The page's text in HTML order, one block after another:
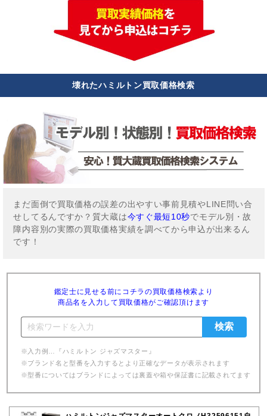
壊れたハミルトン買取価格検索
まだ面倒で買取価格の誤差の出やすい事前見積やLINE問い合
せしてるんですか？質大蔵は今すぐ最短10秒でモデル別・故
障内容別の実際の買取価格実績を調べてから申込が出来るん
です！
鑑定士に見せる前にコチラの買取価格検索より
商品名を入力して買取価格がご確認頂けます
※入力例…『ハミルトン ジャズマスター』
※ブランド名と型番を入力するとより正確なデータが表示されます
※型番についてはブランドによっては裏蓋や箱や保証書に記載されてます